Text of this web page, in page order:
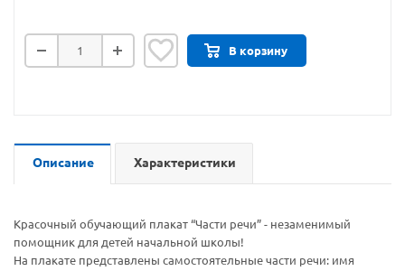
В корзину
Описание Характеристики
Красочный обучающий плакат “Части речи” - незаменимый
помощник для детей начальной школы!
На плакате представлены самостоятельные части речи: имя